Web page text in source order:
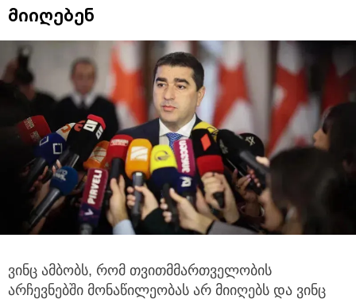
მიიღებენ
ვინც ამბობს, რომ თვითმმართველობის
არჩევნებში მონაწილეობას არ მიიღებს და ვინც